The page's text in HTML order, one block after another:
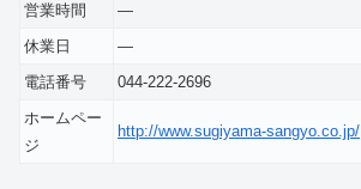
営業時間
―
休業日
―
電話番号
044-222-2696
ホームペー
ジ
http://www.sugiyama-sangyo.co.jp/